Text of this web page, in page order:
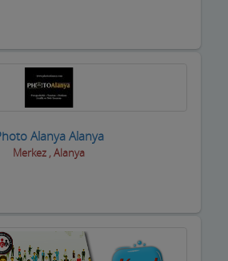
Alanya Alanya
Merkez , Alanya